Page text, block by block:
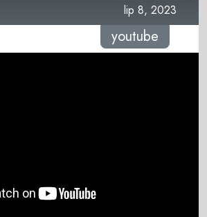
lip 8, 2023
youtube